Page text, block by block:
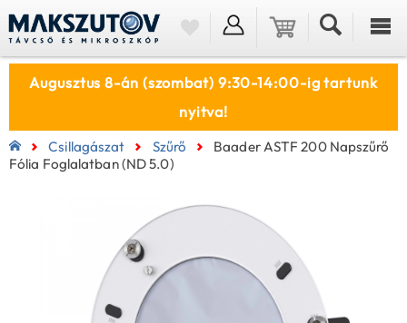
Augusztus 8-án (szombat) 9:30-14:00-ig tartunk
nyitva!
Csillagászat Szűrő
Baader ASTF 200 Napszűrő
Fólia Foglalatban (ND 5.0)